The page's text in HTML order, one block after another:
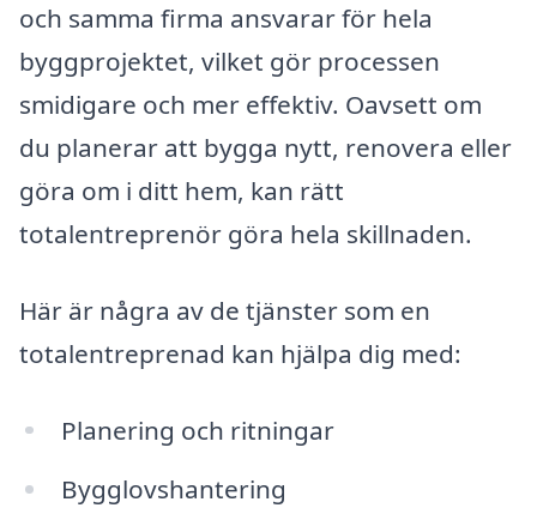
och samma firma ansvarar för hela
byggprojektet, vilket gör processen
smidigare och mer effektiv. Oavsett om
du planerar att bygga nytt, renovera eller
göra om i ditt hem, kan rätt
totalentreprenör göra hela skillnaden.
Här är några av de tjänster som en
totalentreprenad kan hjälpa dig med:
Planering och ritningar
Bygglovshantering